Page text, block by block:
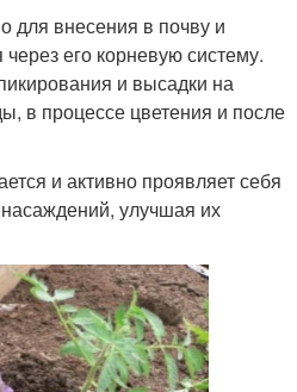
для внесения в почву и
его корневую систему.
и высадки на
в процессе цветения и после
и активно проявляет себя
улучшая их